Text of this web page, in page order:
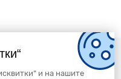
и на нашите